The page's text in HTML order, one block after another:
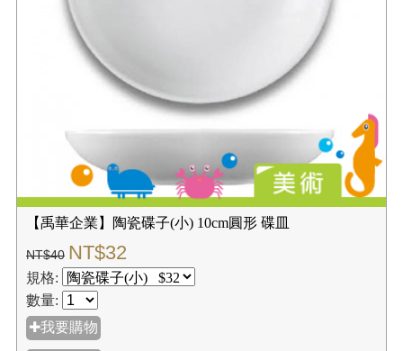
【禹華企業】陶瓷碟子(小) 10cm圓形 碟皿
NT$40 NT$32
規格:
數量:
✚我要購物